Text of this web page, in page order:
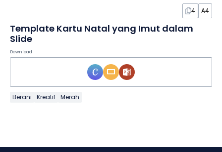
4 A4
Template Kartu Natal yang Imut dalam
Slide
Download
Berani Kreatif Merah